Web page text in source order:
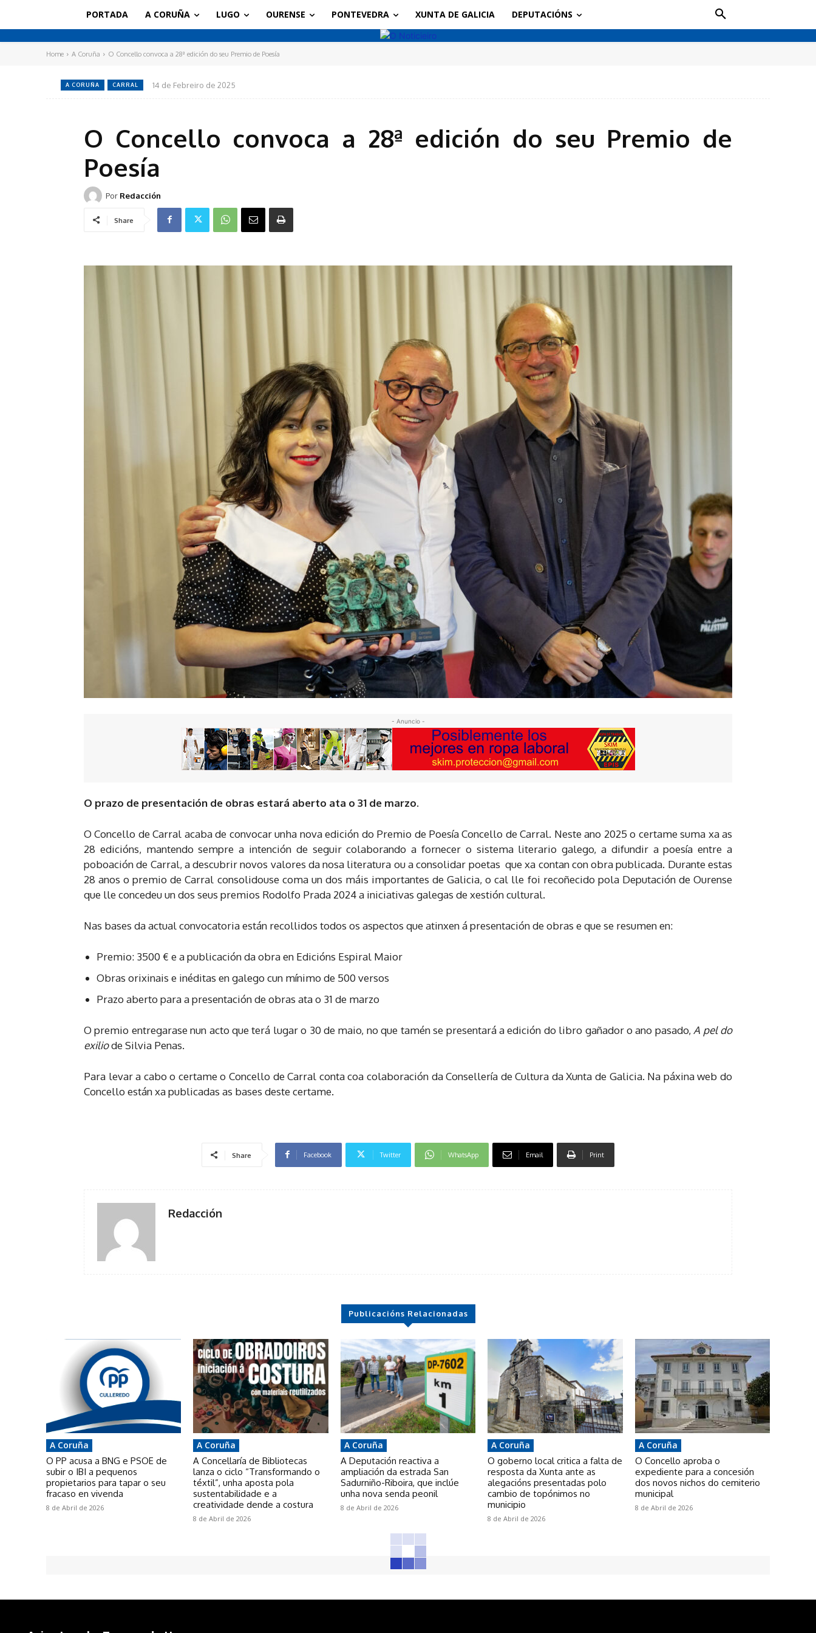
PORTADA A CORUÑA LUGO OURENSE PONTEVEDRA XUNTA DE GALICIA DEPUTACIÓNS
Home A Coruña O Concello convoca a 28ª edición do seu Premio de Poesía
A CORUÑA CARRAL 14 de Febreiro de 2025
O Concello convoca a 28ª edición do seu Premio de
Poesía
Por Redacción
Share
- Anuncio -
O prazo de presentación de obras estará aberto ata o 31 de marzo.
O Concello de Carral acaba de convocar unha nova edición do Premio de Poesía Concello de Carral. Neste ano 2025 o certame suma xa as
28 edicións, mantendo sempre a intención de seguir colaborando a fornecer o sistema literario galego, a difundir a poesía entre a
poboación de Carral, a descubrir novos valores da nosa literatura ou a consolidar poetas que xa contan con obra publicada. Durante estas
28 anos o premio de Carral consolidouse coma un dos máis importantes de Galicia, o cal lle foi recoñecido pola Deputación de Ourense
que lle concedeu un dos seus premios Rodolfo Prada 2024 a iniciativas galegas de xestión cultural.
Nas bases da actual convocatoria están recollidos todos os aspectos que atinxen á presentación de obras e que se resumen en:
Premio: 3500 € e a publicación da obra en Edicións Espiral Maior
Obras orixinais e inéditas en galego cun mínimo de 500 versos
Prazo aberto para a presentación de obras ata o 31 de marzo
O premio entregarase nun acto que terá lugar o 30 de maio, no que tamén se presentará a edición do libro gañador o ano pasado, A pel do
exiliode Silvia Penas.
Para levar a cabo o certame o Concello de Carral conta coa colaboración da Consellería de Cultura da Xunta de Galicia. Na páxina web do
Concello están xa publicadas as bases deste certame.
Share Facebook Twitter WhatsApp Email Print
Redacción
Publicacións Relacionadas
A Coruña
O PP acusa a BNG e PSOE de
subir o IBI a pequenos
propietarios para tapar o seu
fracaso en vivenda
8 de Abril de 2026
A Coruña
A Concellaría de Bibliotecas
lanza o ciclo “Transformando o
téxtil”, unha aposta pola
sustentabilidade e a
creatividade dende a costura
8 de Abril de 2026
A Coruña
A Deputación reactiva a
ampliación da estrada San
Sadurniño-Riboira, que inclúe
unha nova senda peonil
8 de Abril de 2026
A Coruña
O goberno local critica a falta de
resposta da Xunta ante as
alegacións presentadas polo
cambio de topónimos no
municipio
8 de Abril de 2026
A Coruña
O Concello aproba o
expediente para a concesión
dos novos nichos do cemiterio
municipal
8 de Abril de 2026